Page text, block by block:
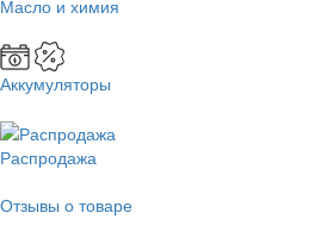
Масло и химия
Аккумуляторы
Распродажа
Отзывы о товаре